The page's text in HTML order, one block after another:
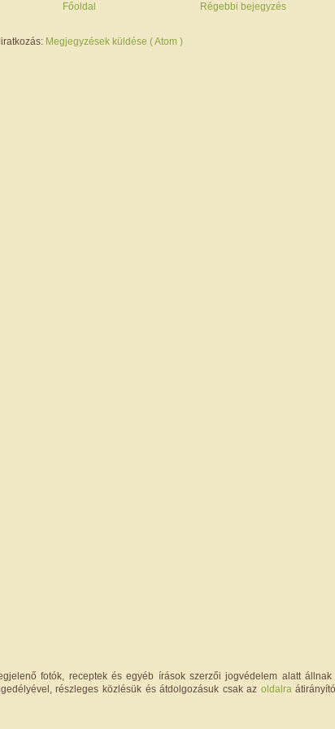
Régebbi bejegyzés
Főoldal
Megjegyzések küldése ( Atom )
fotók, receptek és egyéb írások szerzői jogvédelem alatt
részleges közlésük és átdolgozásuk csak az oldalra